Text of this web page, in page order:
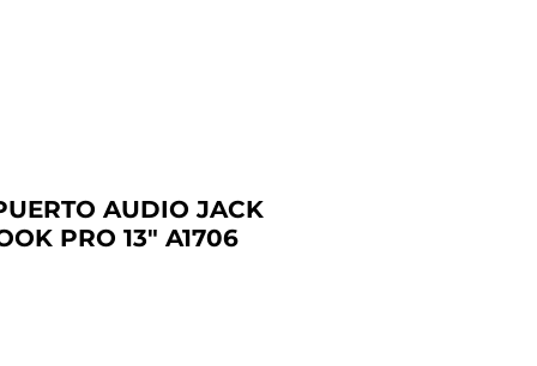
AUDIO JACK
PRO 13" A1706